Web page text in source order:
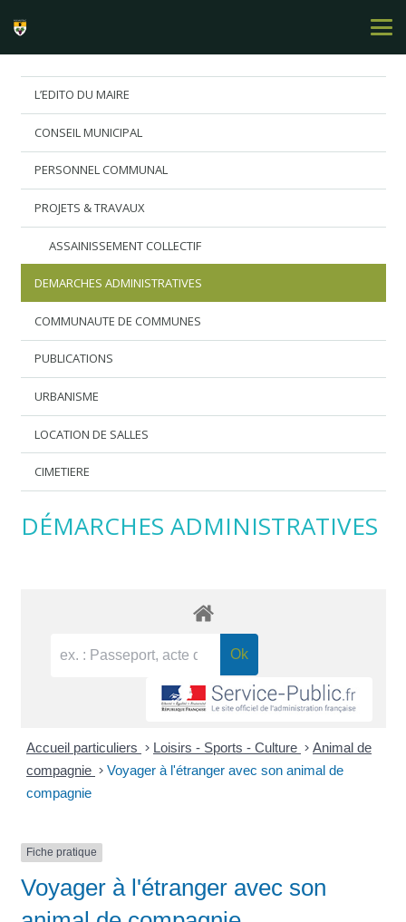
L’EDITO DU MAIRE
CONSEIL MUNICIPAL
PERSONNEL COMMUNAL
PROJETS & TRAVAUX
ASSAINISSEMENT COLLECTIF
DEMARCHES ADMINISTRATIVES
COMMUNAUTE DE COMMUNES
PUBLICATIONS
URBANISME
LOCATION DE SALLES
CIMETIERE
DÉMARCHES ADMINISTRATIVES
Accueil particuliers > Loisirs - Sports - Culture > Animal de
compagnie > Voyager à l'étranger avec son animal de
compagnie
Fiche pratique
Voyager à l'étranger avec son